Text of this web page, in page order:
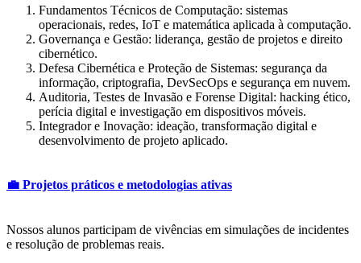
Fundamentos Técnicos de Computação: sistemas
operacionais, redes, IoT e matemática aplicada à computação.
Governança e Gestão: liderança, gestão de projetos e direito
cibernético.
Defesa Cibernética e Proteção de Sistemas: segurança da
informação, criptografia, DevSecOps e segurança em nuvem.
Auditoria, Testes de Invasão e Forense Digital: hacking ético,
perícia digital e investigação em dispositivos móveis.
Integrador e Inovação: ideação, transformação digital e
desenvolvimento de projeto aplicado.
💼 Projetos práticos e metodologias ativas
Nossos alunos participam de vivências em simulações de incidentes
e resolução de problemas reais.